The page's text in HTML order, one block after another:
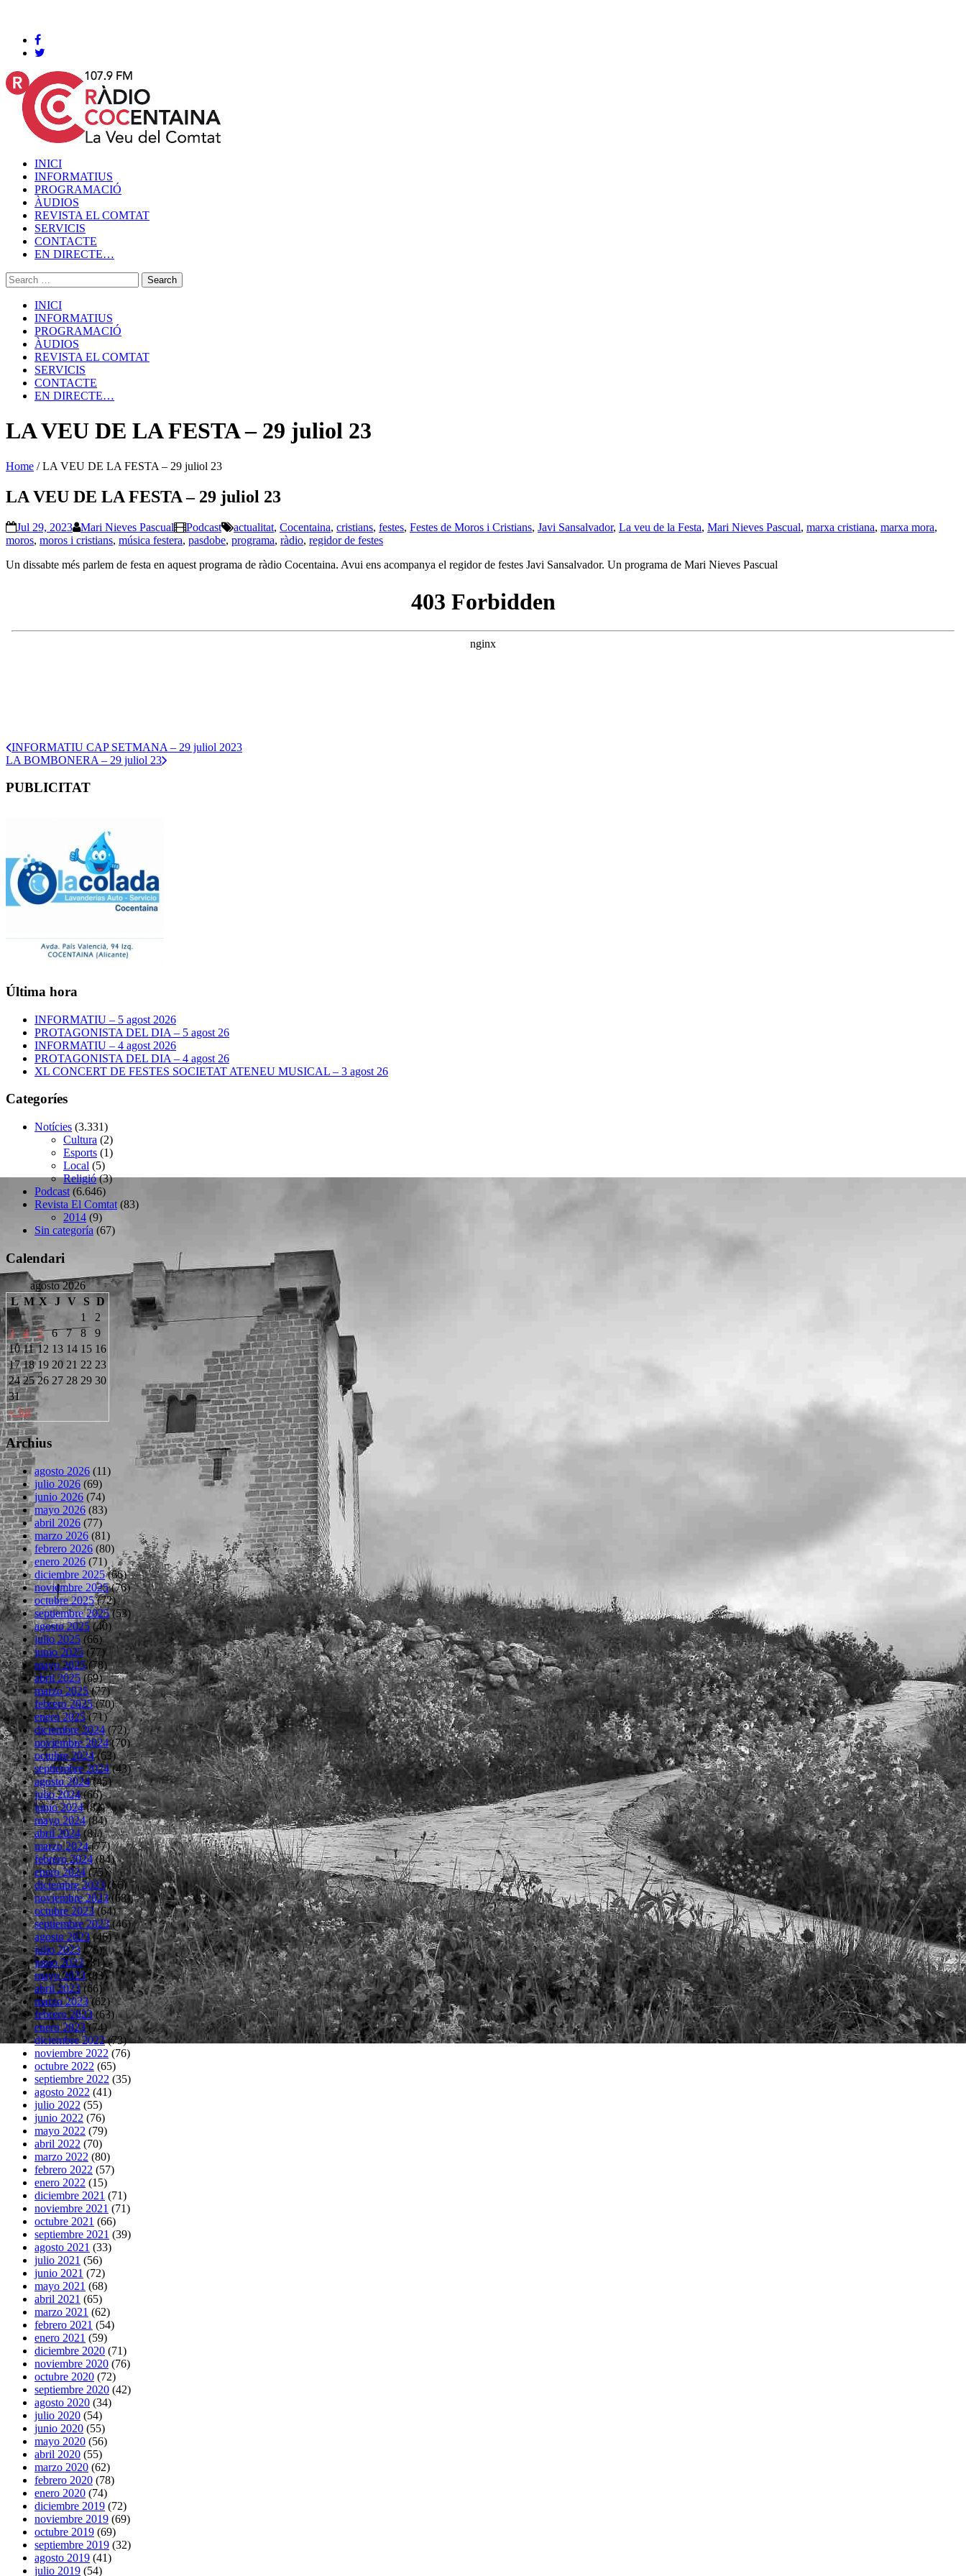
INICI
INFORMATIUS
PROGRAMACIÓ
ÀUDIOS
REVISTA EL COMTAT
SERVICIS
CONTACTE
EN DIRECTE…
INICI
INFORMATIUS
PROGRAMACIÓ
ÀUDIOS
REVISTA EL COMTAT
SERVICIS
CONTACTE
EN DIRECTE…
LA VEU DE LA FESTA – 29 juliol 23
Home /LA VEU DE LA FESTA – 29 juliol 23
LA VEU DE LA FESTA – 29 juliol 23
Jul 29, 2023 Mari Nieves Pascual Podcast actualitat, Cocentaina, cristians, festes, Festes de Moros i Cristians, Javi Sansalvador, La veu de la Festa, Mari Nieves Pascual, marxa cristiana, marxa mora,
moros, moros i cristians, música festera, pasdobe, programa, ràdio, regidor de festes
Un dissabte més parlem de festa en aquest programa de ràdio Cocentaina. Avui ens acompanya el regidor de festes Javi Sansalvador. Un programa de Mari Nieves Pascual
INFORMATIU CAP SETMANA – 29 juliol 2023
LA BOMBONERA – 29 juliol 23
PUBLICITAT
Última hora
INFORMATIU – 5 agost 2026
PROTAGONISTA DEL DIA – 5 agost 26
INFORMATIU – 4 agost 2026
PROTAGONISTA DEL DIA – 4 agost 26
XL CONCERT DE FESTES SOCIETAT ATENEU MUSICAL – 3 agost 26
Categoríes
Notícies (3.331)
Cultura (2)
Esports (1)
Local (5)
Religió(3)
Podcast (6.646)
Revista El Comtat (83)
2014 (9)
Sin categoría (67)
Calendari
agosto 2026
L M X J V S D
« Jul
1
2
3
4 5 6 7 8
9
10 11 12 13 14 15 16
17 18 19 20 21 22 23
24 25 26 27 28 29 30
31
Archius
agosto 2026 (11)
julio 2026 (69)
junio 2026 (74)
mayo 2026 (83)
abril 2026 (77)
marzo 2026 (81)
febrero 2026 (80)
enero 2026 (71)
diciembre 2025(66)
noviembre 2025(76)
octubre 2025(72)
septiembre 2025(53)
agosto 2025(40)
julio 2025 (66)
junio 2025(77)
mayo 2025(78)
abril 2025(69)
marzo 2025(77)
febrero 2025(70)
enero 2025(71)
diciembre 2024(72)
noviembre 2024(70)
octubre 2024(63)
septiembre 2024(43)
agosto 2024(45)
julio 2024(66)
junio 2024(82)
mayo 2024(84)
abril 2024(81)
marzo 2024(77)
febrero 2024(84)
enero 2024(75)
diciembre 2023(66)
noviembre 2023(68)
octubre 2023(64)
septiembre 2023(46)
agosto 2023(46)
julio 2023(75)
junio 2023(81)
mayo 2023(83)
abril 2023(66)
marzo 2023(62)
febrero 2023(63)
enero 2023(74)
diciembre 2022(73)
noviembre 2022 (76)
octubre 2022 (65)
septiembre 2022 (35)
agosto 2022 (41)
julio 2022 (55)
junio 2022 (76)
mayo 2022 (79)
abril 2022 (70)
marzo 2022 (80)
febrero 2022 (57)
enero 2022 (15)
diciembre 2021 (71)
noviembre 2021 (71)
octubre 2021 (66)
septiembre 2021 (39)
agosto 2021 (33)
julio 2021 (56)
junio 2021 (72)
mayo 2021 (68)
abril 2021 (65)
marzo 2021 (62)
febrero 2021 (54)
enero 2021 (59)
diciembre 2020 (71)
noviembre 2020 (76)
octubre 2020 (72)
septiembre 2020 (42)
agosto 2020 (34)
julio 2020 (54)
junio 2020 (55)
mayo 2020 (56)
abril 2020 (55)
marzo 2020 (62)
febrero 2020 (78)
enero 2020 (74)
diciembre 2019 (72)
noviembre 2019 (69)
octubre 2019 (69)
septiembre 2019 (32)
agosto 2019 (41)
julio 2019 (54)